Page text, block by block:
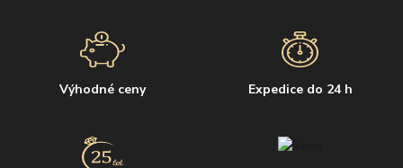
Výhodné ceny Expedice do 24 h